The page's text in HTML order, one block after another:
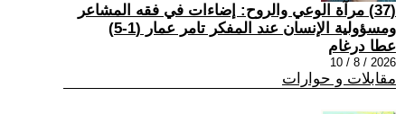
(37) مرآة الوعي والروح: إضاءات في فقه المشاعر
ومسؤولية الإنسان عند المفكر تامر عمار (1-5)
عطا درغام
2026 / 8 / 10
مقابلات و حوارات